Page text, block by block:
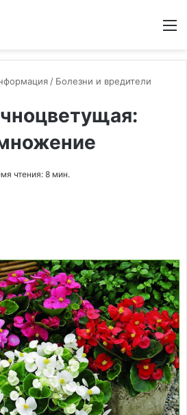
/ Болезни и вредители
чтения: 8 мин.